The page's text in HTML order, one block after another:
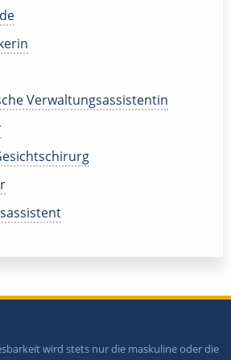
Verwaltungsassistentin
wird stets nur die maskuline oder die